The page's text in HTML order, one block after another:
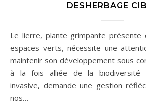
DESHERBAGE
Le lierre, plante grimpante présente dans nos jardins et
espaces verts, nécessite une
maintenir son développement sous
à la fois alliée de la biodiversité
invasive, demande une gestion
nos…